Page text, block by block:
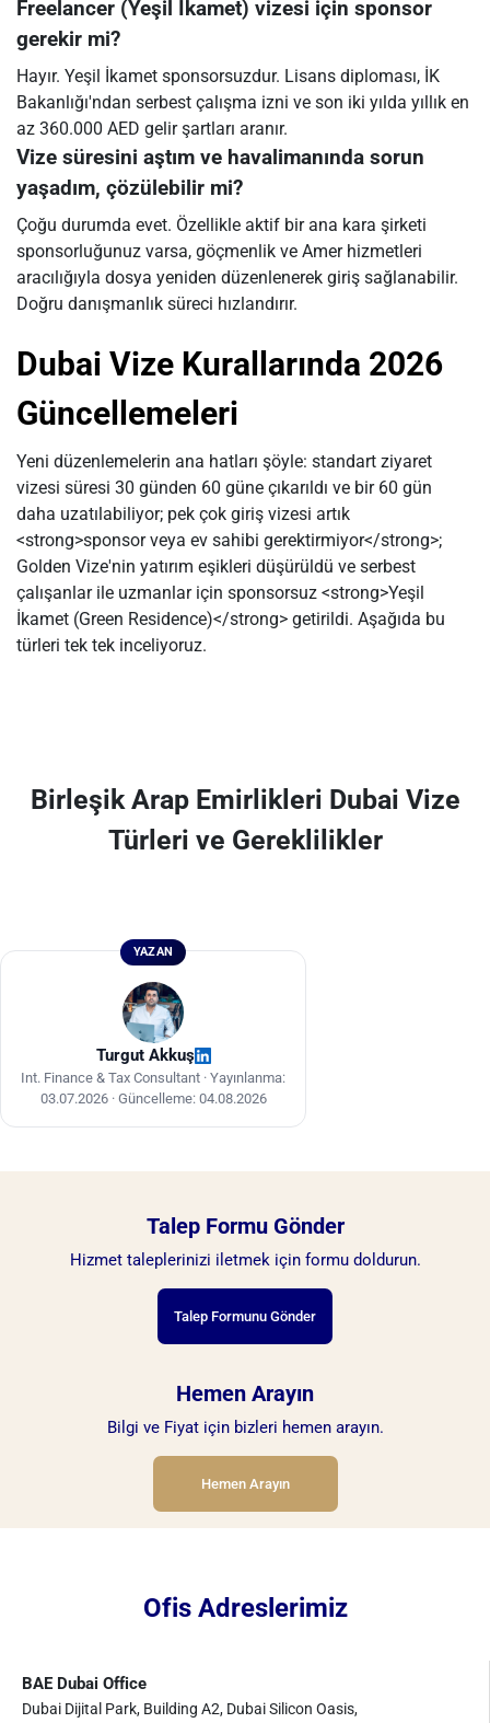
Freelancer (Yeşil İkamet) vizesi için sponsor
gerekir mi?
Hayır. Yeşil İkamet sponsorsuzdur. Lisans diploması, İK
Bakanlığı'ndan serbest çalışma izni ve son iki yılda yıllık en
az 360.000 AED gelir şartları aranır.
Vize süresini aştım ve havalimanında sorun
yaşadım, çözülebilir mi?
Çoğu durumda evet. Özellikle aktif bir ana kara şirketi
sponsorluğunuz varsa, göçmenlik ve Amer hizmetleri
aracılığıyla dosya yeniden düzenlenerek giriş sağlanabilir.
Doğru danışmanlık süreci hızlandırır.
Dubai Vize Kurallarında 2026
Güncellemeleri
Yeni düzenlemelerin ana hatları şöyle: standart ziyaret
vizesi süresi 30 günden 60 güne çıkarıldı ve bir 60 gün
daha uzatılabiliyor; pek çok giriş vizesi artık
<strong>sponsor veya ev sahibi gerektirmiyor</strong>;
Golden Vize'nin yatırım eşikleri düşürüldü ve serbest
çalışanlar ile uzmanlar için sponsorsuz <strong>Yeşil
İkamet (Green Residence)</strong> getirildi. Aşağıda bu
türleri tek tek inceliyoruz.
Birleşik Arap Emirlikleri Dubai Vize
Türleri ve Gereklilikler
YAZAN
Turgut Akkuş
Int. Finance & Tax Consultant · Yayınlanma:
03.07.2026· Güncelleme: 04.08.2026
Talep Formu Gönder
Hizmet taleplerinizi iletmek için formu doldurun.
Talep Formunu Gönder
Hemen Arayın
Bilgi ve Fiyat için bizleri hemen arayın.
Hemen Arayın
Ofis Adreslerimiz
BAE Dubai Office
Dubai Dijital Park, Building A2, Dubai Silicon Oasis,